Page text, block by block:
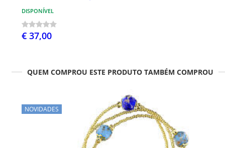
DISPONÍVEL
€ 37,00
QUEM COMPROU ESTE PRODUTO TAMBÉM COMPROU
NOVIDADES